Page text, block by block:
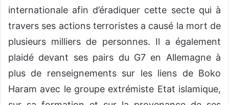
internationale afin d’éradiquer cette secte qui à
travers ses actions terroristes a causé la mort de
plusieurs milliers de personnes. Il a également
plaidé devant ses pairs du G7 en Allemagne à
plus de renseignements sur les liens de Boko
Haram avec le groupe extrémiste Etat islamique,